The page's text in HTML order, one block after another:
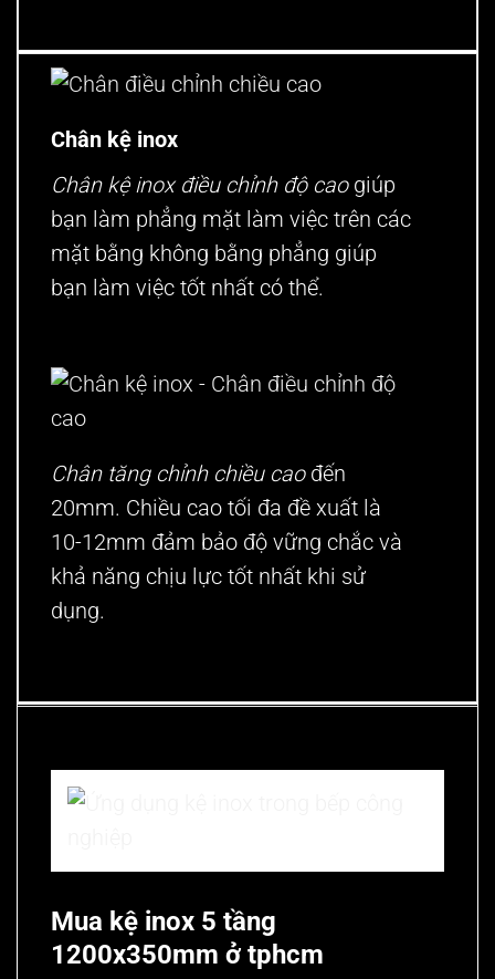
Chân kệ inox
Chân kệ inox điều chỉnh độ caogiúp
bạn làm phẳng mặt làm việc trên các
mặt bằng không bằng phẳng giúp
bạn làm việc tốt nhất có thể.
Chân tăng chỉnh chiều caođến
20mm. Chiều cao tối đa đề xuất là
10-12mm đảm bảo độ vững chắc và
khả năng chịu lực tốt nhất khi sử
dụng.
Mua kệ inox 5 tầng
1200x350mm ở tphcm